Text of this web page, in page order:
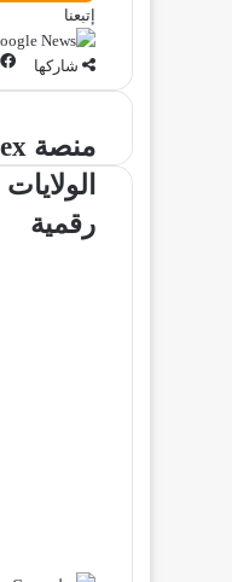
إتبعنا
شاركها
منصة
Bittrex
تمنع
مستخدمي
الولايات
رقمية